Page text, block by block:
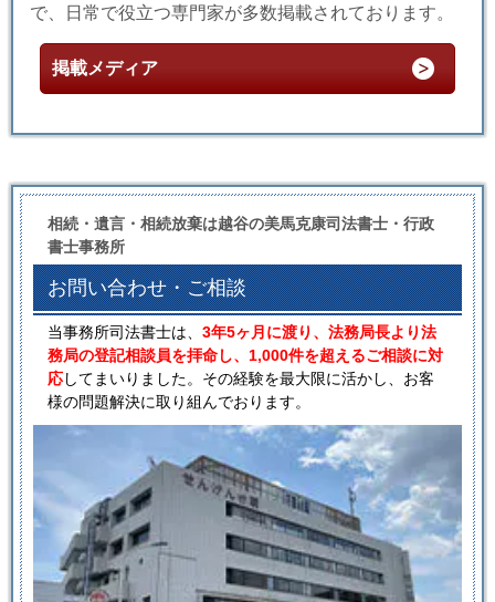
で、日常で役立つ専門家が多数掲載されております。
掲載メディア
相続・遺言・相続放棄は越谷の美馬克康司法書士・行政
書士事務所
お問い合わせ・ご相談
当事務所司法書士は、 3年5ヶ月に渡り、法務局長より法
務局の登記相談員を拝命し、1,000件を超えるご相談に対
応してまいりました。その経験を最大限に活かし、お客
様の問題解決に取り組んでおります。